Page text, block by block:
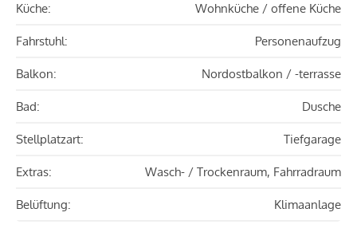
Küche: Wohnküche / offene Küche
Fahrstuhl: Personenaufzug
Balkon: Nordostbalkon / -terrasse
Bad: Dusche
Stellplatzart: Tiefgarage
Extras: Wasch- / Trockenraum, Fahrradraum
Belüftung: Klimaanlage